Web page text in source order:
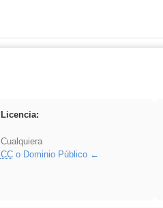
Licencia:
Cualquiera
CCo Dominio Público